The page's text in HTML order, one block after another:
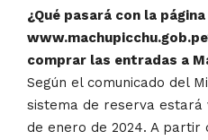
¿Qué pasará con la página
comprar las entradas a
Según el comunicado del
sistema de reserva estará
de enero de 2024. A partir